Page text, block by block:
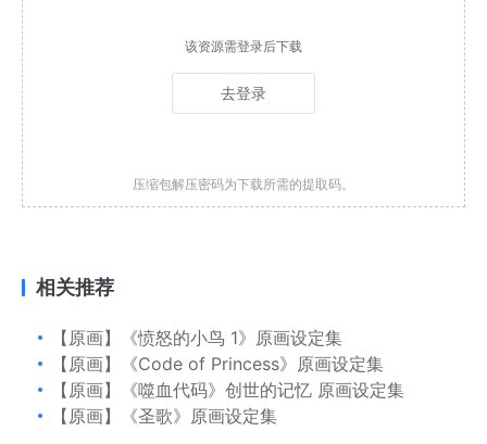
该资源需登录后下载
去登录
压缩包解压密码为下载所需的提取码。
相关推荐
【原画】《愤怒的小鸟 1》原画设定集
【原画】《Code of Princess》原画设定集
【原画】《噬血代码》创世的记忆 原画设定集
【原画】《圣歌》原画设定集